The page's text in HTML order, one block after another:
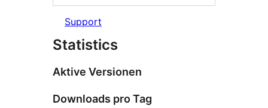
Support
Statistics
Aktive Versionen
Downloads pro Tag